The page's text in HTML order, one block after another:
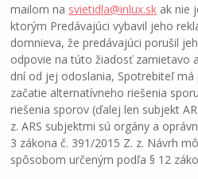
mailom na svietidla@inlux.sk ak nie
ktorým Predávajúci vybavil jeho
domnieva, že predávajúci porušil
odpovie na túto žiadosť zamietavo
dní od jej odoslania, Spotrebiteľ
začatie alternatívneho riešenia
riešenia sporov (ďalej len subjekt
z. ARS subjektmi sú orgány a
3 zákona č. 391/2015 Z. z. Návrh
spôsobom určeným podľa § 12